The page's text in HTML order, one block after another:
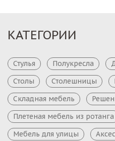
КАТЕГОРИИ
Стулья Полукресла
Столы
Столешницы
Складная мебель
Плетеная мебель из ротанга
Мебель для улицы